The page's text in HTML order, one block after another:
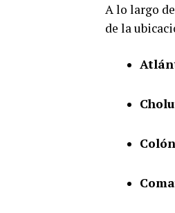
A lo largo
de la
Colón